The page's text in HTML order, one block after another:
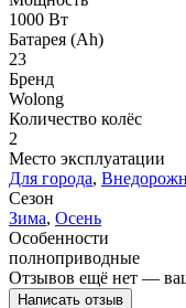
1000 Вт
Батарея (Ah)
23
Бренд
Wolong
Количество колёс
2
Место эксплуатации
Для города,
Сезон
Зима, Осень
Особенности
полноприводные
Отзывов ещё нет —
Написать отзыв